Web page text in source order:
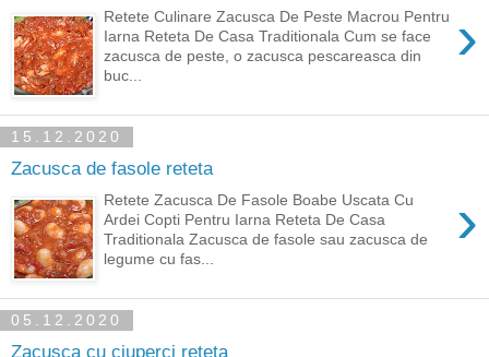
›
Retete Culinare Zacusca De Peste Macrou Pentru
Iarna Reteta De Casa Traditionala Cum se face
zacusca de peste, o zacusca pescareasca din
buc...
15.12.2020
Zacusca de fasole reteta
›
Retete Zacusca De Fasole Boabe Uscata Cu
Ardei Copti Pentru Iarna Reteta De Casa
Traditionala Zacusca de fasole sau zacusca de
legume cu fas...
05.12.2020
Zacusca cu ciuperci reteta